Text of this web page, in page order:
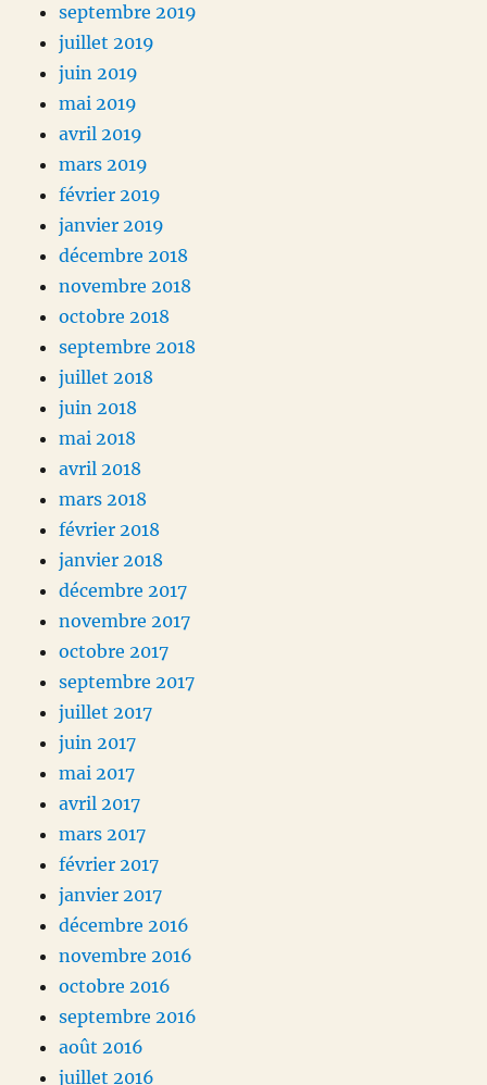
septembre 2019
juillet 2019
juin 2019
mai 2019
avril 2019
mars 2019
février 2019
janvier 2019
décembre 2018
novembre 2018
octobre 2018
septembre 2018
juillet 2018
juin 2018
mai 2018
avril 2018
mars 2018
février 2018
janvier 2018
décembre 2017
novembre 2017
octobre 2017
septembre 2017
juillet 2017
juin 2017
mai 2017
avril 2017
mars 2017
février 2017
janvier 2017
décembre 2016
novembre 2016
octobre 2016
septembre 2016
août 2016
juillet 2016